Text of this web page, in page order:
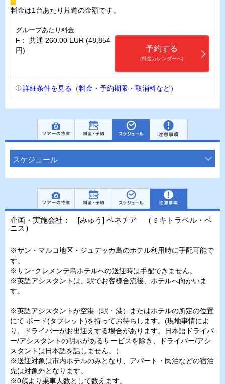
料金は1台あたり片道の金額です。
グループあたり料金
F： 共通 260.00 EUR (48,854
円)
予約する
(料金カレンダーへ)
詳細条件を見る（料金・予約期限・取消料など）
スケジュール
企画・実施会社： [みゅう] ベネチア （ミキトラベル・ベ
ニス）
※サン・マルコ地区・ジュデッカ島のホテル利用時に手配可能で
す。
※サン･クレメンテ島ホテルへの送迎時は手配できません。
※英語アシスタントは、駅でお客様合流後、ホテルへ向かいま
す。
※英語アシスタントが空港（駅・港）またはホテルの所定の位置
にて ボード(タブレット)を持ってお待ちします。(現地事情によ
り、ドライバーがお出迎えする場合があります。日本語ドライバ
ー/アシスタントの明示があるサービスを除き、ドライバー/アシ
スタントは日本語を話しません。）
※送迎対象は市内ホテルのみとなり、アパート・民泊などの宿泊
先は対象外となります。
※0歳より乗車人数として数えます。